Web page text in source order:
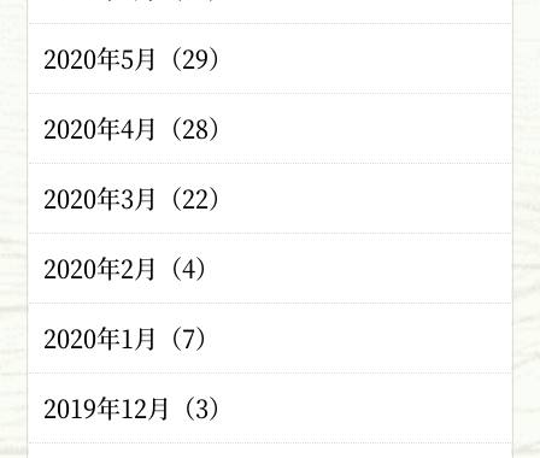
2020年5月（29）
2020年4月（28）
2020年3月（22）
2020年2月（4）
2020年1月（7）
2019年12月（3）